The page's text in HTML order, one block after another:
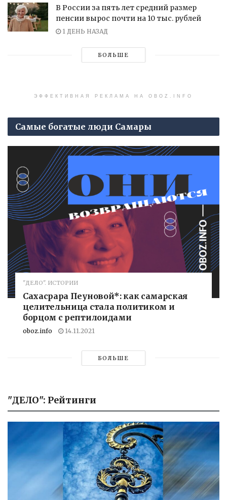
В России за пять лет средний размер
пенсии вырос почти на 10 тыс. рублей
1 ДЕНЬ НАЗАД
БОЛЬШЕ
ЭФФЕКТИВНАЯ РЕКЛАМА НА OBOZ.INFO
Самые богатые люди Самары
"ДЕЛО". ИСТОРИИ
Сахасрара Пеуновой*: как самарская
целительница стала политиком и
борцом с рептилоидами
oboz.info 14.11.2021
БОЛЬШЕ
"ДЕЛО": Рейтинги